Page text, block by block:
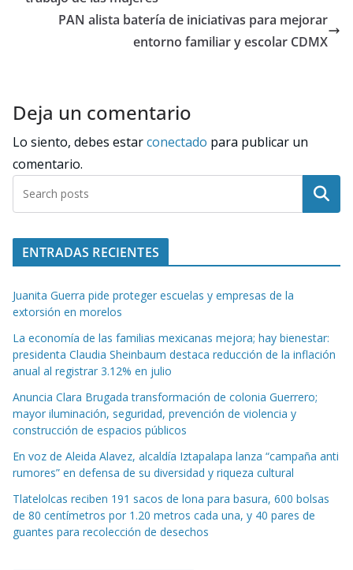
PAN alista batería de iniciativas para mejorar
entorno familiar y escolar CDMX
Deja un comentario
Lo siento, debes estarconectado para publicar un
comentario.
Buscar
ENTRADAS RECIENTES
Juanita Guerra pide proteger escuelas y empresas de la
extorsión en morelos
La economía de las familias mexicanas mejora; hay bienestar:
presidenta Claudia Sheinbaum destaca reducción de la inflación
anual al registrar 3.12% en julio
Anuncia Clara Brugada transformación de colonia Guerrero;
mayor iluminación, seguridad, prevención de violencia y
construcción de espacios públicos
En voz de Aleida Alavez, alcaldía Iztapalapa lanza “campaña anti
rumores” en defensa de su diversidad y riqueza cultural
Tlatelolcas reciben 191 sacos de lona para basura, 600 bolsas
de 80 centímetros por 1.20 metros cada una, y 40 pares de
guantes para recolección de desechos